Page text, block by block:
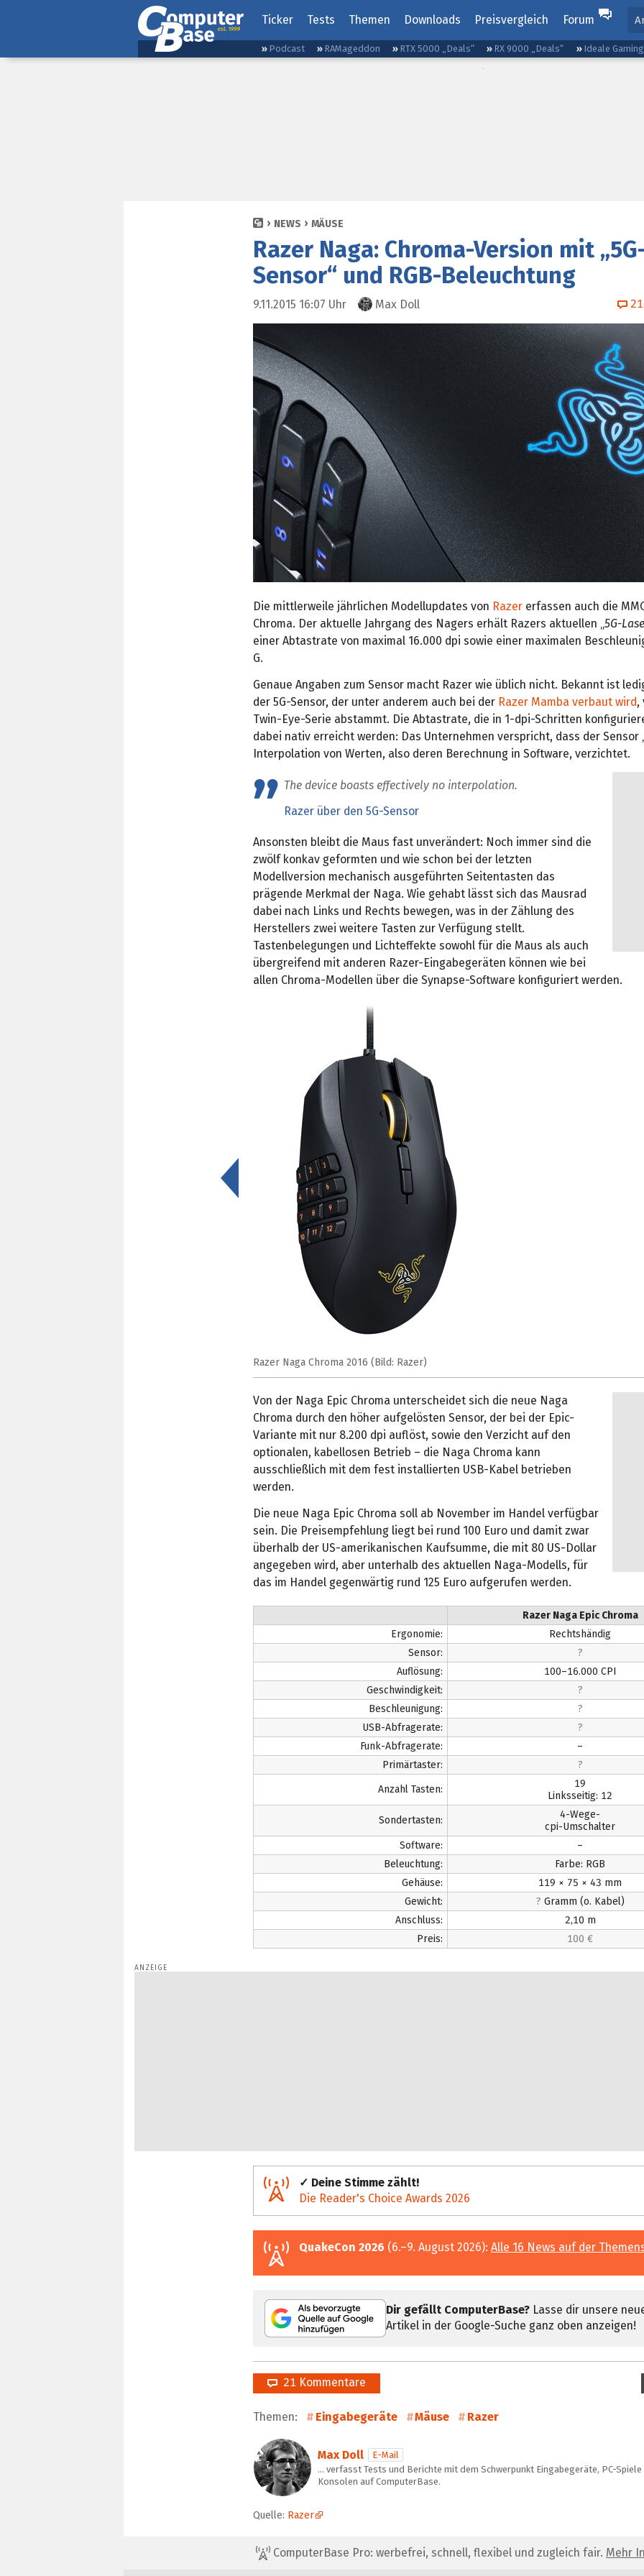
Ticker Tests Themen Downloads Preisvergleich Forum
Podcast RAMageddon RTX 5000 „Deals“ RX 9000 „Deals“ Ideale
NEWS MÄUSE
Razer Naga: Chroma-Version mit
Sensor“ und RGB-Beleuchtung
9.11.2015 16:07 Uhr Max Doll 21
Die mittlerweile jährlichen Modellupdates von Razer erfassen auch die
Chroma. Der aktuelle Jahrgang des Nagers erhält Razers aktuellen „5G-
einer Abtastrate von maximal 16.000 dpi sowie einer maximalen
G.
Genaue Angaben zum Sensor macht Razer wie üblich nicht. Bekannt ist
der 5G-Sensor, der unter anderem auch bei der Razer Mamba verbaut wird,
Twin-Eye-Serie abstammt. Die Abtastrate, die in 1-dpi-Schritten
dabei nativ erreicht werden: Das Unternehmen verspricht, dass der Sensor
Interpolation von Werten, also deren Berechnung in Software, verzichtet.
The device boasts effectively no interpolation.
Razer über den 5G-Sensor
Ansonsten bleibt die Maus fast unverändert: Noch immer sind die
zwölf konkav geformten und wie schon bei der letzten
Modellversion mechanisch ausgeführten Seitentasten das
prägende Merkmal der Naga. Wie gehabt lässt sich das Mausrad
dabei nach Links und Rechts bewegen, was in der Zählung des
Herstellers zwei weitere Tasten zur Verfügung stellt.
Tastenbelegungen und Lichteffekte sowohl für die Maus als auch
übergreifend mit anderen Razer-Eingabegeräten können wie bei
allen Chroma-Modellen über die Synapse-Software konfiguriert werden.
Razer Naga Chroma 2016 (Bild: Razer)
<
Von der Naga Epic Chroma unterscheidet sich die neue Naga
Chroma durch den höher aufgelösten Sensor, der bei der Epic-
Variante mit nur 8.200 dpi auflöst, sowie den Verzicht auf den
optionalen, kabellosen Betrieb – die Naga Chroma kann
ausschließlich mit dem fest installierten USB-Kabel betrieben
werden.
Die neue Naga Epic Chroma soll ab November im Handel verfügbar
sein. Die Preisempfehlung liegt bei rund 100 Euro und damit zwar
überhalb der US-amerikanischen Kaufsumme, die mit 80 US-Dollar
angegeben wird, aber unterhalb des aktuellen Naga-Modells, für
das im Handel gegenwärtig rund 125 Euro aufgerufen werden.
Razer Naga Epic Chroma
Ergonomie:
Rechtshändig
Sensor:
?
Auflösung:
100–16.000 CPI
Geschwindigkeit:
?
Beschleunigung:
?
USB-Abfragerate:
?
Funk-Abfragerate:
–
Primärtaster:
?
Anzahl Tasten:
19
Linksseitig: 12
Sondertasten:
4-Wege-
cpi-Umschalter
Software:
–
Beleuchtung:
Farbe: RGB
Gehäuse:
119 × 75 × 43 mm
Gewicht:
? Gramm (o. Kabel)
Anschluss:
2,10 m
Preis:
100 €
✓ Deine Stimme zählt!
Die Reader's Choice Awards 2026
QuakeCon 2026 (6.–9. August 2026): Alle 16 News auf der
Dir gefällt ComputerBase? Lasse dir unsere
Artikel in der Google-Suche ganz oben anzeigen!
21 Kommentare
Themen: Eingabegeräte Mäuse Razer
Max Doll
E-Mail
… verfasst Tests und Berichte mit dem Schwerpunkt Eingabegeräte, PC-
Konsolen auf ComputerBase.
Quelle: Razer
ComputerBase Pro: werbefrei, schnell, flexibel und zugleich fair. Mehr